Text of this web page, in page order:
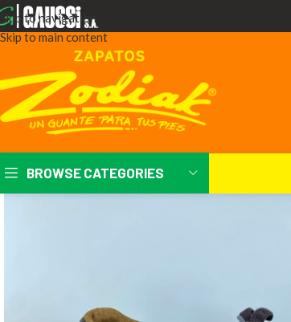
Skip to navigation
Skip to main content
BROWSE CATEGORIES